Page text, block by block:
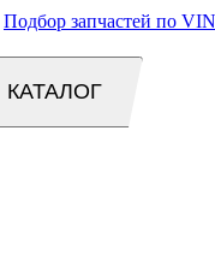
Подбор запчастей по
КАТАЛОГ